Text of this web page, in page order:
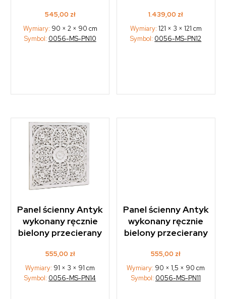
545,00 zł
Wymiary: 90 × 2 × 90 cm
Symbol: 0056-MS-PN10
1.439,00 zł
Wymiary: 121 × 3 × 121 cm
Symbol: 0056-MS-PN12
Panel ścienny Antyk
wykonany ręcznie
bielony przecierany
555,00 zł
Wymiary: 91 × 3 × 91 cm
Symbol: 0056-MS-PN14
Panel ścienny Antyk
wykonany ręcznie
bielony przecierany
555,00 zł
Wymiary: 90 × 1,5 × 90 cm
Symbol: 0056-MS-PN11